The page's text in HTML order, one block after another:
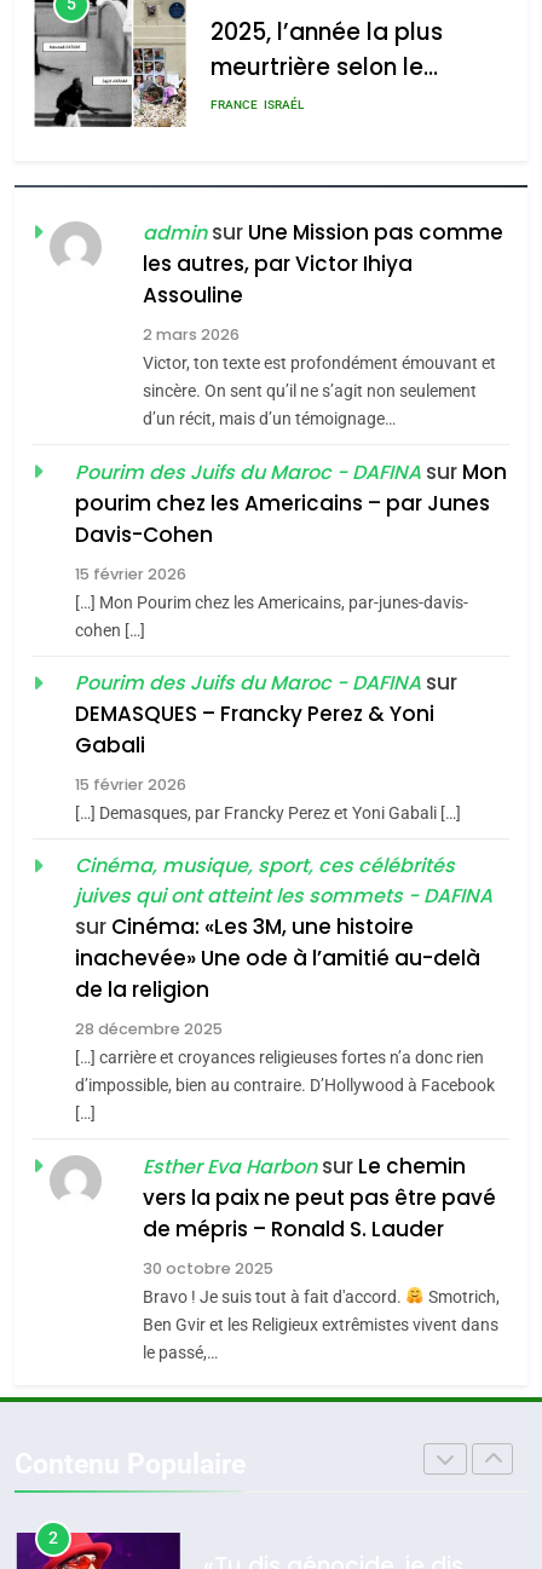
2025, l’année la plus
meurtrière selon le
rapport d’ADL contre
FRANCE ISRAÉL
FIÈRE, DIGNE ET RÉSILIENTE :
POURQUOI JE REVENDIQUE
MA JUDAÏTE par Thérèse
Zrihen-Dvir
ISRAÉL JUDAISME
CE QUI NOUS MANQUE –
Jacques Hadida
JUDAISME
Maroc : Les amandes de
Tafraout, le miel de Tadla
du terroir
Oeil ravageur – Vanessa
De Loya Stauber
«Tu dis génocide, je dis
guerre»: La nouvelle
chanson de Boy George
ISRAÉL JUDAISME
Accords d’Isaac:
l’alliance pourrait
s’étendre à 13 pays
d’Amérique latine
ISRAÉL JUDAISME
2025, l’année la plus
meurtrière selon le
FIÈRE, DIGNE ET RÉSILIENTE :
adminsur Une Mission pas comme
les autres, par Victor Ihiya
Assouline
2 mars 2026
Victor, ton texte est profondément émouvant et
sincère. On sent qu’il ne s’agit non seulement
d’un récit, mais d’un témoignage…
Pourim des Juifs du Maroc - DAFINA sur Mon
pourim chez les Americains – par Junes
Davis-Cohen
15 février 2026
[…] Mon Pourim chez les Americains, par-junes-davis-
cohen […]
Pourim des Juifs du Maroc - DAFINA sur
DEMASQUES – Francky Perez & Yoni
Gabali
15 février 2026
[…] Demasques, par Francky Perez et Yoni Gabali […]
Cinéma, musique, sport, ces célébrités
juives qui ont atteint les sommets - DAFINA
sur Cinéma: «Les 3M, une histoire
inachevée» Une ode à l’amitié au-delà
de la religion
28 décembre 2025
[…] carrière et croyances religieuses fortes n’a donc rien
d’impossible, bien au contraire. D’Hollywood à Facebook
[…]
Esther Eva Harbonsur Le chemin
vers la paix ne peut pas être pavé
de mépris – Ronald S. Lauder
30 octobre 2025
Bravo ! Je suis tout à fait d'accord.
Smotrich,
Ben Gvir et les Religieux extrêmistes vivent dans
le passé,…
meurtrière selon le rapport
l’antisémitisme
FIÈRE, DIGNE ET RÉSILIENTE :
POURQUOI JE REVENDIQUE
MA JUDAÏTE par Thérèse
Zrihen-Dvir
ISRAÉL
CE QUI NOUS MANQUE –
JUDAISME
Maroc : Les amandes de
Tafraout, le miel de Tadla
Azilal consacrés produits
du terroir
DAFINA MAROC
Oeil ravageur – Vanessa De
2